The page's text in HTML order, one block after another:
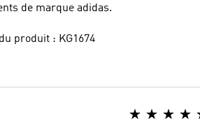
de marque adidas.
produit : KG1674